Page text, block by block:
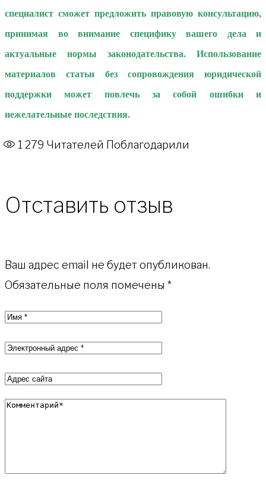
специалист сможет предложить правовую консультацию,
принимая во внимание специфику вашего дела и
актуальные нормы законодательства. Использование
материалов статьи без сопровождения юридической
поддержки может повлечь за собой ошибки и
нежелательные последствия.
1 279 Читателей Поблагодарили
Отставить отзыв
Ваш адрес email не будет опубликован.
Обязательные поля помечены *